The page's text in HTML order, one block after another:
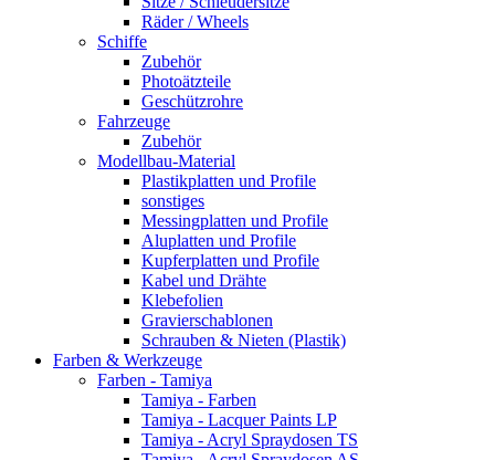
Räder / Wheels
Schiffe
Zubehör
Photoätzteile
Geschützrohre
Fahrzeuge
Zubehör
Modellbau-Material
Plastikplatten und Profile
sonstiges
Messingplatten und Profile
Aluplatten und Profile
Kupferplatten und Profile
Kabel und Drähte
Klebefolien
Gravierschablonen
Schrauben & Nieten (Plastik)
Farben & Werkzeuge
Farben - Tamiya
Tamiya - Farben
Tamiya - Lacquer Paints LP
Tamiya - Acryl Spraydosen TS